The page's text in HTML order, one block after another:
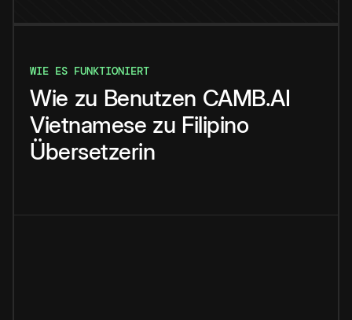
WIE ES FUNKTIONIERT
Wie zu Benutzen CAMB.AI
Vietnamese zu Filipino
Übersetzerin